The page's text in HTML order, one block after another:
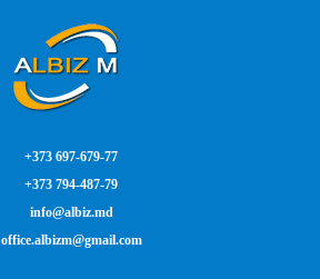
+373 697-679-77
+373 794-487-79
info@albiz.md
office.albizm@gmail.com